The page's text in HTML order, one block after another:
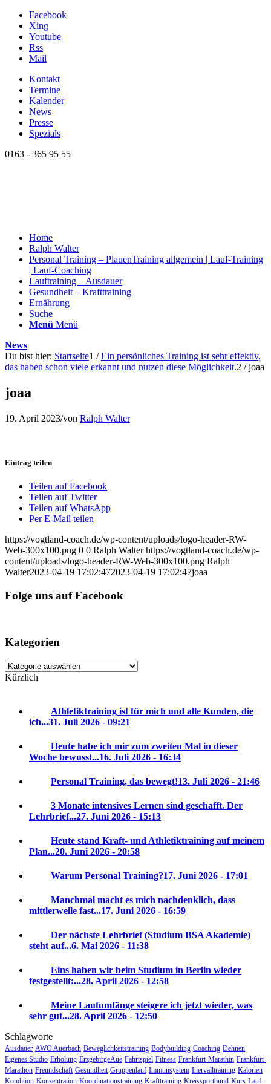
Facebook
Xing
Youtube
Rss
Mail
Kontakt
Termine
Kalender
News
Presse
Spezials
0163 - 365 95 55
Home
Ralph Walter
Personal Training – PlauenTraining allgemein | Lauf-Training
| Lauf-Coaching
Lauftraining – Ausdauer
Gesundheit – Krafttraining
Ernährung
Suche
Menü Menü
News
Du bist hier: Startseite1 / Ein persönliches Training ist sehr effektiv,
das haben schon viele erkannt und nutzen diese Möglichkeit.2 / joaa
joaa
19. April 2023/von Ralph Walter
Eintrag teilen
Teilen auf Facebook
Teilen auf Twitter
Teilen auf WhatsApp
Per E-Mail teilen
https://vogtland-coach.de/wp-content/uploads/logo-header-RW-
Web-300x100.png 0 0 Ralph Walter https://vogtland-coach.de/wp-
content/uploads/logo-header-RW-Web-300x100.png Ralph
Walter2023-04-19 17:02:472023-04-19 17:02:47joaa
Folge uns auf Facebook
Kategorien
Kategorien
Kürzlich
Athletiktraining ist für mich und alle Kunden, die
ich...31. Juli 2026 - 09:21
Heute habe ich mir zum zweiten Mal in dieser
Woche bewusst...16. Juli 2026 - 16:34
Personal Training, das bewegt!13. Juli 2026 - 21:46
3 Monate intensives Lernen sind geschafft. Der
Lehrbrief...27. Juni 2026 - 15:13
Heute stand Kraft- und Athletiktraining auf meinem
Plan...20. Juni 2026 - 20:58
Warum Personal Training?17. Juni 2026 - 17:01
Manchmal macht es mich nachdenklich, dass
mittlerweile fast...17. Juni 2026 - 16:59
Der nächste Lehrbrief (Studium BSA Akademie)
steht auf...6. Mai 2026 - 11:38
Eins haben wir beim Studium in Berlin wieder
festgestellt:...28. April 2026 - 12:58
Meine Laufumfänge steigere ich jetzt wieder, was
sehr gut...28. April 2026 - 12:50
Schlagworte
Ausdauer AWO Auerbach Beweglichkeitstraining Bodybuilding Coaching Dehnen
Eigenes Studio Erholung ErzgebirgeAue Fahrtspiel Fitness Frankfurt-Marathin Frankfurt-
Marathon Freundschaft Gesundheit Gruppenlauf Immunsystem Inervalltraining Kalorien
Kondition Konzentration Koordinationstraining Krafttraining Kreissportbund Kurs Lauf-